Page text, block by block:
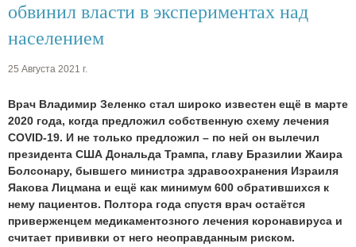
обвинил власти в экспериментах над
населением
25 Августа 2021 г.
Врач Владимир Зеленко стал широко известен ещё в марте
2020 года, когда предложил собственную схему лечения
COVID-19. И не только предложил – по ней он вылечил
президента США Дональда Трампа, главу Бразилии Жаира
Болсонару, бывшего министра здравоохранения Израиля
Яакова Лицмана и ещё как минимум 600 обратившихся к
нему пациентов. Полтора года спустя врач остаётся
приверженцем медикаментозного лечения коронавируса и
считает прививки от него неоправданным риском.